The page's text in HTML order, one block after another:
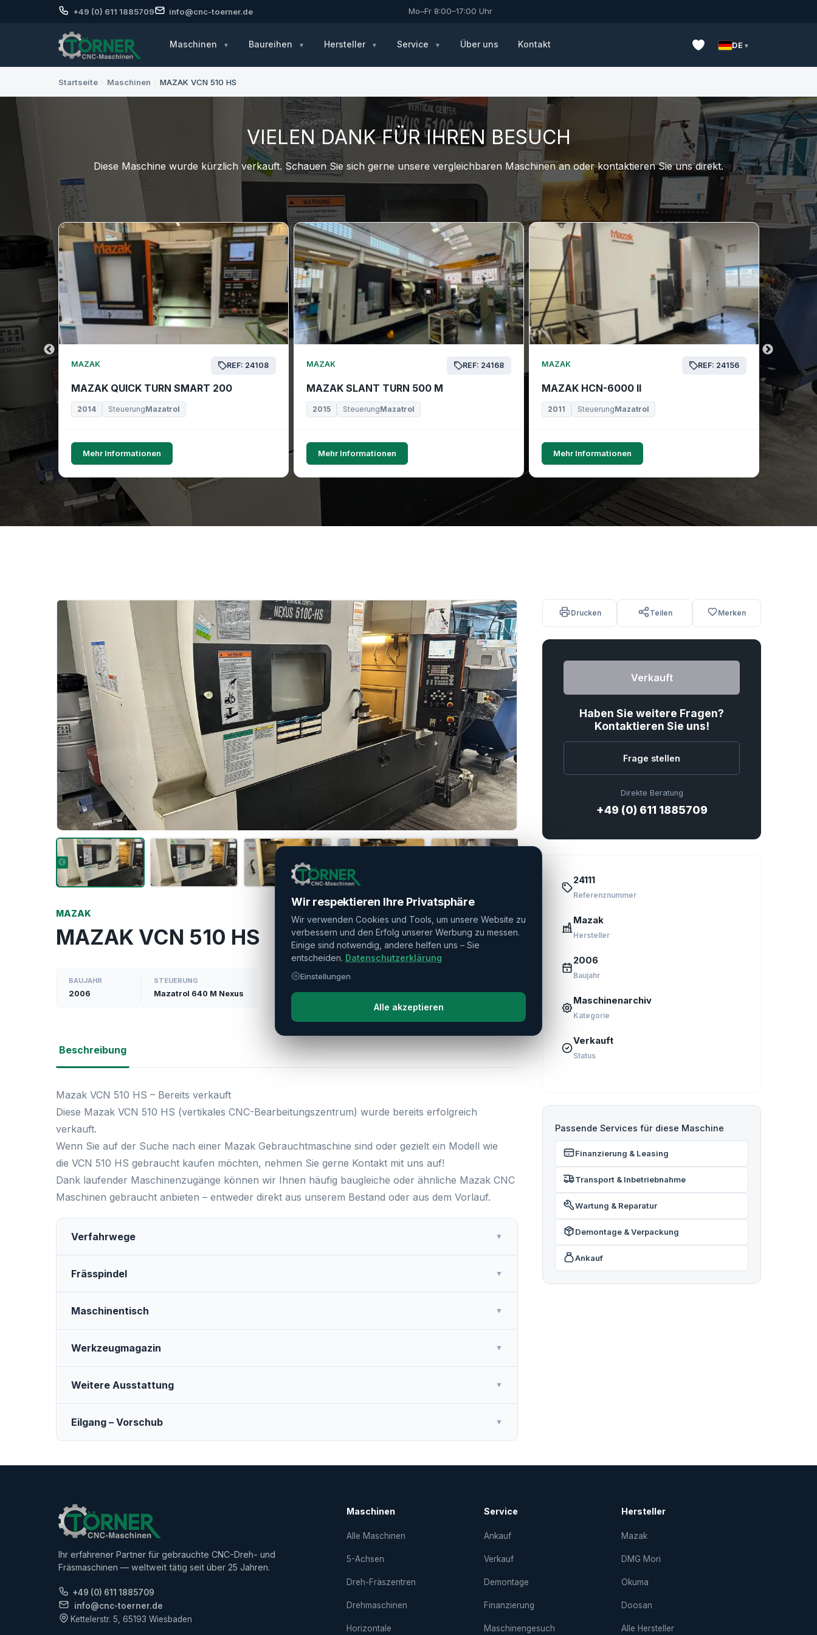
+49 (0) 611 1885709 info@cnc-toerner.de Mo–Fr 8:00–17:00 Uhr
Maschinen Baureihen Hersteller Service Über uns Kontakt DE
Startseite Maschinen MAZAK VCN 510 HS
VIELEN DANK FÜR IHREN BESUCH
Diese Maschine wurde kürzlich verkauft. Schauen Sie sich gerne unsere vergleichbaren Maschinen an oder kontaktieren Sie uns direkt.
24169 MAZAK REF: 24108
MAZAK QUICK TURN SMART 200
2014 SteuerungMazatrol
Mehr Informationen
MAZAK REF: 24168
MAZAK SLANT TURN 500 M
2015 SteuerungMazatrol
Mehr Informationen
MAZAK REF: 24156
MAZAK HCN-6000 II
2011 SteuerungMazatrol
Mehr Informationen
MAZAK
2019
MAZAK
MAZAK VCN 510 HS
BAUJAHR
2006
STEUERUNG
Mazatrol 640 M Nexus
Beschreibung
Mazak VCN 510 HS – Bereits verkauft
Diese Mazak VCN 510 HS (vertikales CNC-Bearbeitungszentrum) wurde bereits erfolgreich
verkauft.
Wenn Sie auf der Suche nach einer Mazak Gebrauchtmaschine sind oder gezielt ein Modell wie
die VCN 510 HS gebraucht kaufen möchten, nehmen Sie gerne Kontakt mit uns auf!
Dank laufender Maschinenzugänge können wir Ihnen häufig baugleiche oder ähnliche Mazak CNC
Maschinen gebraucht anbieten – entweder direkt aus unserem Bestand oder aus dem Vorlauf.
Verfahrwege ▼
Frässpindel ▼
Maschinentisch ▼
Werkzeugmagazin ▼
Weitere Ausstattung ▼
Eilgang – Vorschub ▼
Drucken Teilen Merken
Verkauft
Haben Sie weitere Fragen?
Kontaktieren Sie uns!
Frage stellen
Direkte Beratung
+49 (0) 611 1885709
24111
Referenznummer
Mazak
Hersteller
2006
Baujahr
Maschinenarchiv
Kategorie
Verkauft
Status
Passende Services für diese Maschine
Finanzierung & Leasing
Transport & Inbetriebnahme
Wartung & Reparatur
Demontage & Verpackung
Ankauf
Ihr erfahrener Partner für gebrauchte CNC-Dreh- und
Fräsmaschinen — weltweit tätig seit über 25 Jahren.
+49 (0) 611 1885709
info@cnc-toerner.de
Kettelerstr. 5, 65193 Wiesbaden
Maschinen
Alle Maschinen
5-Achsen
Dreh-Fräs­zentren
Drehmaschinen
Horizontale
Service
Ankauf
Verkauf
Demontage
Finanzierung
Maschinengesuch
Hersteller
Mazak
DMG Mori
Okuma
Doosan
Alle Hersteller
Wir respektieren Ihre Privatsphäre
Wir verwenden Cookies und Tools, um unsere Website zu
verbessern und den Erfolg unserer Werbung zu messen.
Einige sind notwendig, andere helfen uns – Sie
entscheiden. Datenschutzerklärung
Einstellungen
Alle akzeptieren